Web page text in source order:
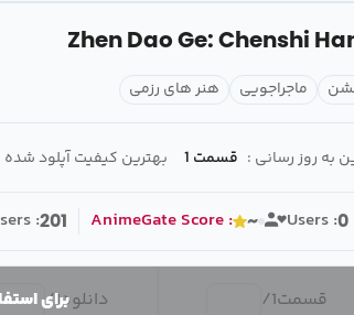
Zhen Dao Ge: Chenshi
ماجراجویی هنر های رزمی
به روز رسانی : قسمت 1 بهترین کیفیت آپلود شده
:201 AnimeGateScore : ~ Users :0
قسمت1
/ دانلود1
/
برای